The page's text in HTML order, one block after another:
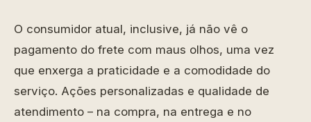
O consumidor atual, inclusive, já não vê o
pagamento do frete com maus olhos, uma vez
que enxerga a praticidade e a comodidade do
serviço. Ações personalizadas e qualidade de
atendimento – na compra, na entrega e no